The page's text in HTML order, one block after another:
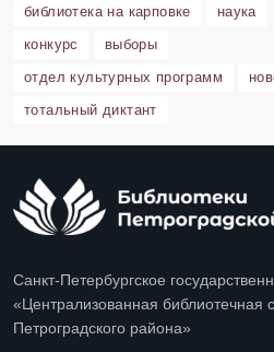
библиотека на карповке
наука
конкурс
выборы
отдел культурных программ
тотальный диктант
Санкт-Петербургское
«Централизованная библиотечная
Петроградского района»